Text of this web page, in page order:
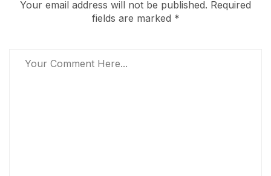
Your email address will not be published. Required
fields are marked *